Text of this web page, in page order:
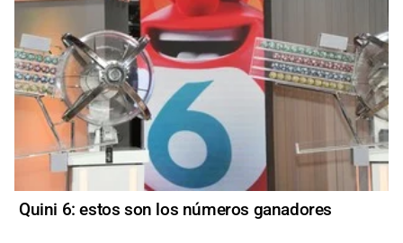
Quini 6: estos son los números ganadores